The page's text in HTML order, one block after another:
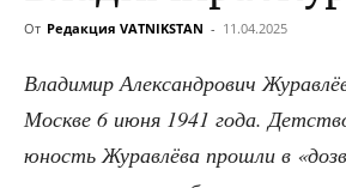
От Редакция VATNIKSTAN - 11.04.2025
Вла­ди­мир Алек­сан­дро­вич
Москве 6 июня 1941 года.
юность Журав­лё­ва про­шли в